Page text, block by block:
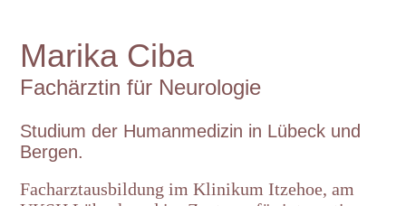
Marika Ciba
Fachärztin für Neurologie
Studium der Humanmedizin in Lübeck und
Bergen.
Facharztausbildung im Klinikum Itzehoe, am